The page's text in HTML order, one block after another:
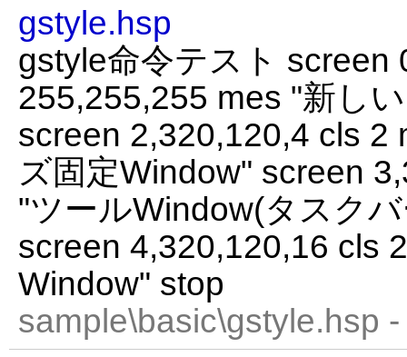
gstyle.hsp
gstyle命令テスト screen
255,255,255 mes "新し
screen 2,320,120,4 cls 2
ズ固定Window" screen
"ツールWindow(タスク
screen 4,320,120,16 cls
Window" stop
sample\basic\gstyle.hsp